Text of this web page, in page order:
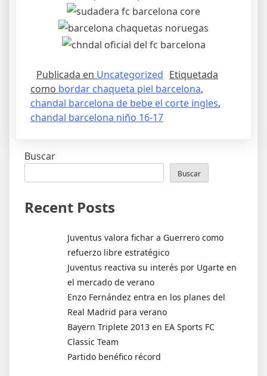
Publicada en Uncategorized Etiquetada
como bordar chaqueta piel barcelona,
chandal barcelona de bebe el corte ingles,
chandal barcelona niño 16-17
Buscar
Buscar
Recent Posts
Juventus valora fichar a Guerrero como
refuerzo libre estratégico
Juventus reactiva su interés por Ugarte en
el mercado de verano
Enzo Fernández entra en los planes del
Real Madrid para verano
Bayern Triplete 2013 en EA Sports FC
Classic Team
Partido benéfico récord